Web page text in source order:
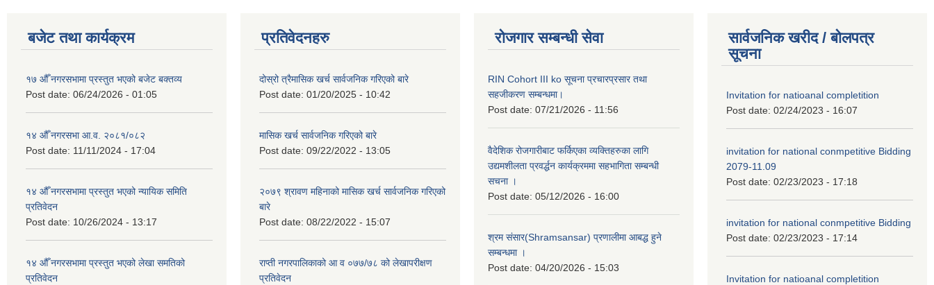
बजेट तथा कार्यक्रम
१७ औँ नगरसभामा प्रस्तुत भएको बजेट बक्तव्य
Post date: 06/24/2026 - 01:05
१४ औँ नगरसभा आ.व. २०८१/०८२
Post date: 11/11/2024 - 17:04
१४ औँ नगरसभामा प्रस्तुत भएको न्यायिक समिति
प्रतिवेदन
Post date: 10/26/2024 - 13:17
१४ औँ नगरसभामा प्रस्तुत भएको लेखा समतिको
प्रतिवेदन
प्रतिवेदनहरु
दोस्रो त्रैमासिक खर्च सार्वजनिक गरिएको बारे
Post date: 01/20/2025 - 10:42
मासिक खर्च सार्वजनिक गरिएको बारे
Post date: 09/22/2022 - 13:05
२०७९ श्रावण महिनाको मासिक खर्च सार्वजनिक गरिएको
बारे
Post date: 08/22/2022 - 15:07
राप्ती नगरपालिकाको आ व ०७७/७८ को लेखापरीक्षण
प्रतिवेदन
रोजगार सम्बन्धी सेवा
RIN Cohort III ko सूचना प्रचारप्रसार तथा
सहजीकरण सम्बन्धमा।
Post date: 07/21/2026 - 11:56
वैदेशिक रोजगारीबाट फर्किएका व्यक्तिहरुका लागि
उद्यमशीलता प्रवर्द्धन कार्यक्रममा सहभागिता सम्बन्धी
सचना ।
Post date: 05/12/2026 - 16:00
श्रम संसार(Shramsansar) प्रणालीमा आबद्ध हुने
सम्बन्धमा ।
Post date: 04/20/2026 - 15:03
सार्वजनिक खरीद / बोलपत्र
सूचना
Invitation for natioanal completition
Post date: 02/24/2023 - 16:07
invitation for national conmpetitive Bidding
2079-11.09
Post date: 02/23/2023 - 17:18
invitation for national conmpetitive Bidding
Post date: 02/23/2023 - 17:14
Invitation for natioanal completition